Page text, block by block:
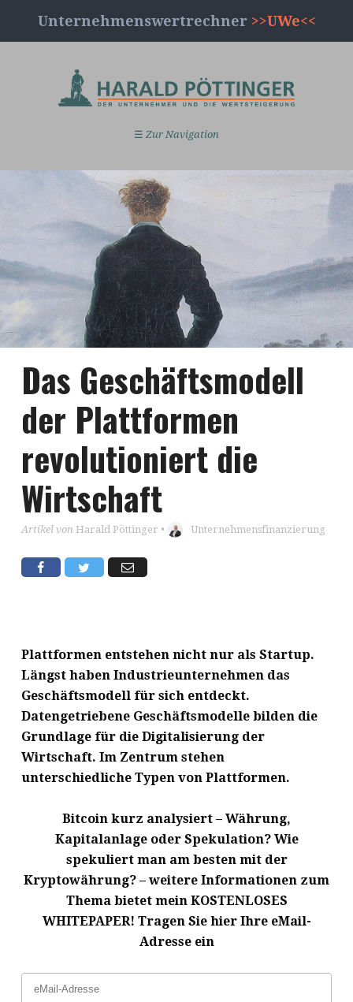
Unternehmenswertrechner >>UWe<<
☰ Zur Navigation
Das Geschäftsmodell
der Plattformen
revolutioniert die
Wirtschaft
Artikel von Harald Pöttinger • Unternehmensfinanzierung
Plattformen entstehen nicht nur als Startup.
Längst haben Industrieunternehmen das
Geschäftsmodell für sich entdeckt.
Datengetriebene Geschäftsmodelle bilden die
Grundlage für die Digitalisierung der
Wirtschaft. Im Zentrum stehen
unterschiedliche Typen von Plattformen.
Bitcoin kurz analysiert – Währung,
Kapitalanlage oder Spekulation? Wie
spekuliert man am besten mit der
Kryptowährung? – weitere Informationen zum
Thema bietet mein KOSTENLOSES
WHITEPAPER! Tragen Sie hier Ihre eMail-
Adresse ein